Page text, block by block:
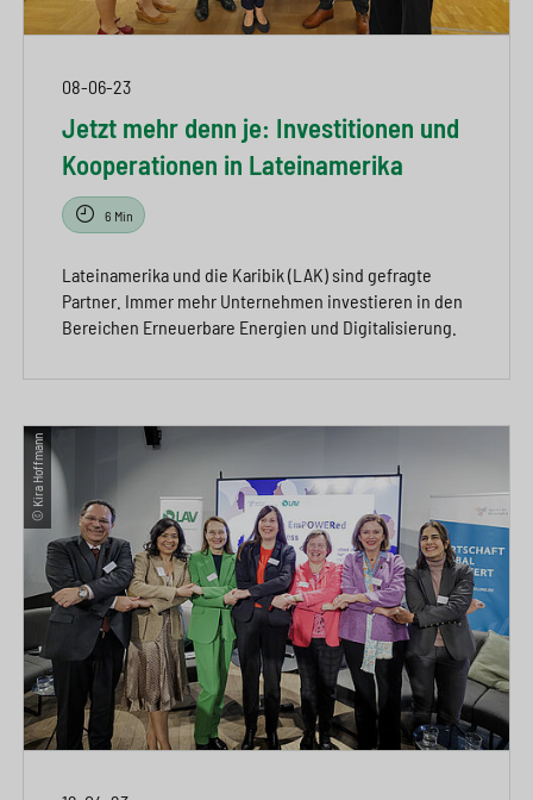
08-06-23
Jetzt mehr denn je: Investitionen und
Kooperationen in Lateinamerika
6 Min
Lateinamerika und die Karibik (LAK) sind gefragte
Partner. Immer mehr Unternehmen investieren in den
Bereichen Erneuerbare Energien und Digitalisierung.
© Kira Hoffmann